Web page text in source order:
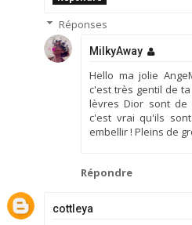
Réponses
MilkyAway
Hello ma jolie
c'est très gentil de
lèvres Dior sont de
c'est vrai qu'ils
embellir ! Pleins de
Répondre
cottleya